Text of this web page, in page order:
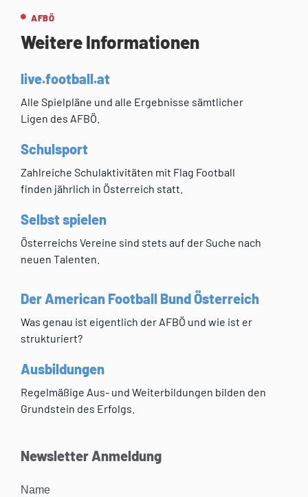
AFBÖ
Weitere Informationen
live.football.at
Alle Spielpläne und alle Ergebnisse sämtlicher
Ligen des AFBÖ.
Schulsport
Zahlreiche Schulaktivitäten mit Flag Football
finden jährlich in Österreich statt.
Selbst spielen
Österreichs Vereine sind stets auf der Suche nach
neuen Talenten.
Der American Football Bund Österreich
Was genau ist eigentlich der AFBÖ und wie ist er
strukturiert?
Ausbildungen
Regelmäßige Aus- und Weiterbildungen bilden den
Grundstein des Erfolgs.
Newsletter Anmeldung
Name